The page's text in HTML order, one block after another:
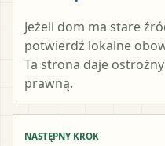
Jeżeli dom ma stare
potwierdź lokalne
Ta strona daje
prawną.
NASTĘPNY KROK